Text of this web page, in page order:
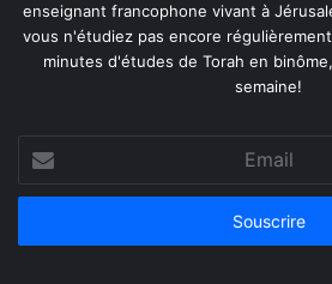
enseignant francophone vivant à
vous n'étudiez pas encore
minutes d'études de Torah en
semaine!